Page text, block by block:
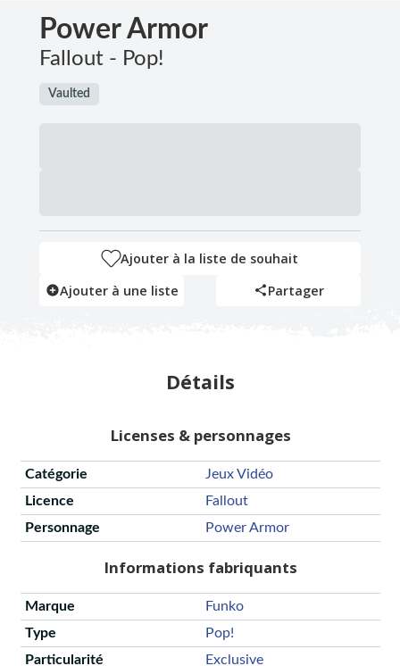
Power Armor
Fallout - Pop!
Vaulted
Ajouter à la liste de souhait
Ajouter à une liste
Partager
Détails
Licenses & personnages
Catégorie
Jeux Vidéo
Licence
Fallout
Personnage
Power Armor
Informations fabriquants
Marque
Funko
Type
Pop!
Particularité
Exclusive